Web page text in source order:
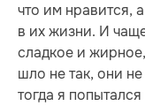
что им нравится,
в их жизни. И
сладкое и
шло не так, они
тогда я